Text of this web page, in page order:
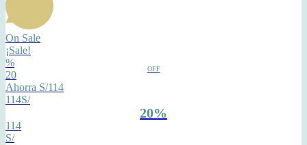
On Sale
¡Sale!
%
OFF
20
Ahorra S/114
114S/
20%
114
S/